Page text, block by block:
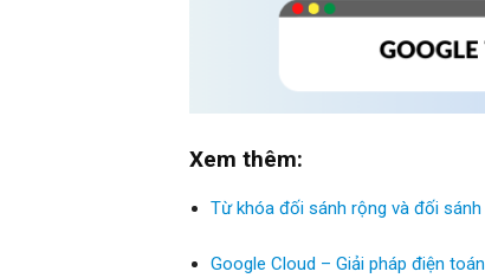
Xem thêm:
Từ khóa đối sánh rộng và đối
Google Cloud​ – Giải pháp điện